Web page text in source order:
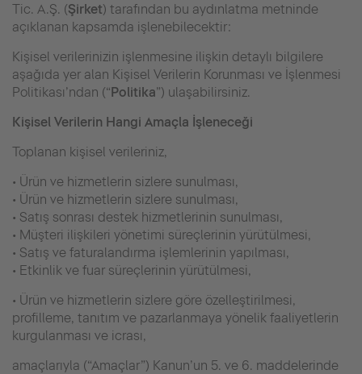
Tic. A.Ş. (Şirket) tarafından bu aydınlatma metninde
açıklanan kapsamda işlenebilecektir:
Kişisel verilerinizin işlenmesine ilişkin detaylı bilgilere
aşağıda yer alan Kişisel Verilerin Korunması ve İşlenmesi
Politikası’ndan (“Politika”) ulaşabilirsiniz.
Kişisel Verilerin Hangi Amaçla İşleneceği
Toplanan kişisel verileriniz,
• Ürün ve hizmetlerin sizlere sunulması,
• Ürün ve hizmetlerin sizlere sunulması,
• Satış sonrası destek hizmetlerinin sunulması,
• Müşteri ilişkileri yönetimi süreçlerinin yürütülmesi,
• Satış ve faturalandırma işlemlerinin yapılması,
• Etkinlik ve fuar süreçlerinin yürütülmesi,
• Ürün ve hizmetlerin sizlere göre özelleştirilmesi,
profilleme, tanıtım ve pazarlanmaya yönelik faaliyetlerin
kurgulanması ve icrası,
amaçlarıyla (“Amaçlar”) Kanun’un 5. ve 6. maddelerinde